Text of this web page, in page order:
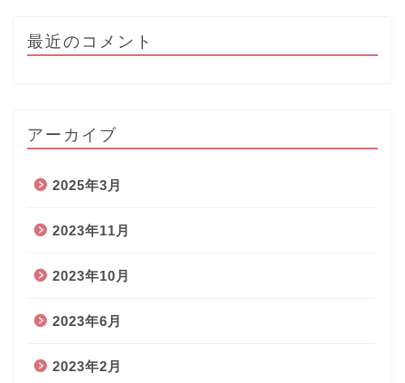
最近のコメント
アーカイブ
2025年3月
2023年11月
2023年10月
2023年6月
2023年2月